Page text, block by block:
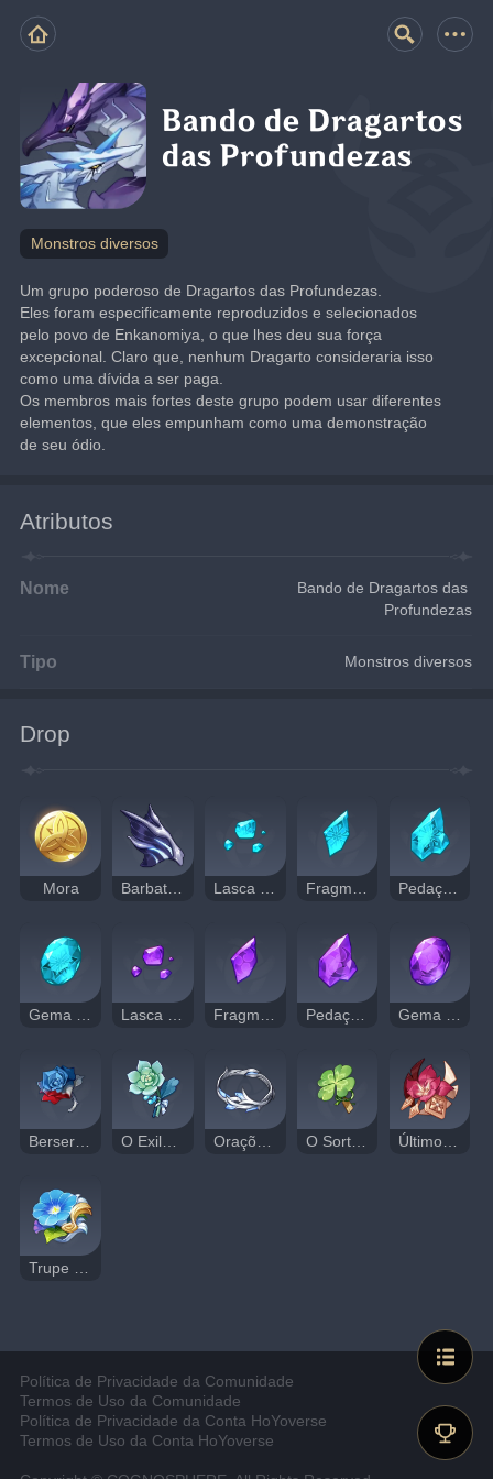
Bando de Dragartos
das Profundezas
Monstros diversos
Um grupo poderoso de Dragartos das Profundezas.
Eles foram especificamente reproduzidos e selecionados
pelo povo de Enkanomiya, o que lhes deu sua força
excepcional. Claro que, nenhum Dragarto consideraria isso
como uma dívida a ser paga.
Os membros mais fortes deste grupo podem usar diferentes
elementos, que eles empunham como uma demonstração
de seu ódio.
Atributos
Nome
Bando de Dragartos das
Profundezas
Tipo Monstros diversos
Drop
Mora Barbatana Falsa do Dragão Herdeiro das Profundezas Lasca de Jade Shivada Fragmento de Jade Shivada Pedaço de Jade Shivada
Pedaço de Ametista Vajrada
O Sortudo
Política de Privacidade da Comunidade
Termos de Uso da Comunidade
Política de Privacidade da Conta HoYoverse
Termos de Uso da Conta HoYoverse